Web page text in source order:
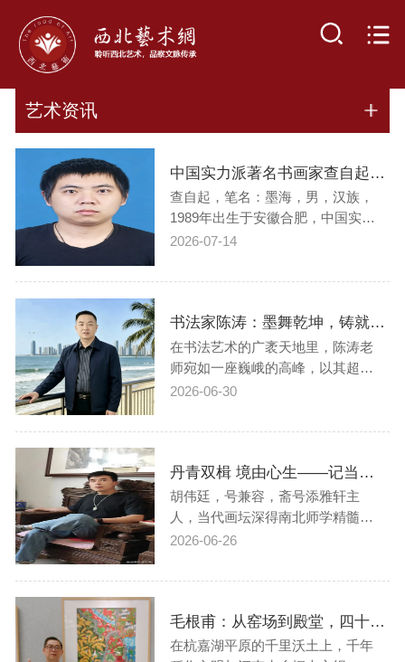
艺术资讯
中国实力派著名书画家查自起——书画作品鉴赏【人物艺术专访】
查自起，笔名：墨海，男，汉族，
1989年出生于安徽合肥，中国实力
派著名书画家，新安画派传承者，
会艺术人物，中央美术学院访问学
员会艺术顾问，中国书法家协会中
华国粹艺术家，中国壁画学会会
员，CCTV央视书…
2026-07-14
书法家陈涛：墨舞乾坤，铸就书法艺术新高度
在书法艺术的广袤天地里，陈涛老
师宛如一座巍峨的高峰，以其超凡
的艺术水准和独特的创作风格，成
声，来自河南信阳的这位艺术骄
州大学工学院）学成毕业。自幼，
书法与绘画便如磁石般深深吸引着
他，这份热爱随…
2026-06-30
丹青双楫 境由心生——记当代人物山水画家胡伟廷先生
胡伟廷，号兼容，斋号添雅轩主
人，当代画坛深得南北师学精髓、
兼具人文厚度与时代气象的实力派
肥城，自幼勤习书画，在数十年艺
然有成，以深厚的传统功力和独特
的精神意象，构筑出一方既承先贤
2026-06-26
毛根甫：从窑场到殿堂，四十载绘就乡土丹青传奇
在杭嘉湖平原的千里沃土上，千年